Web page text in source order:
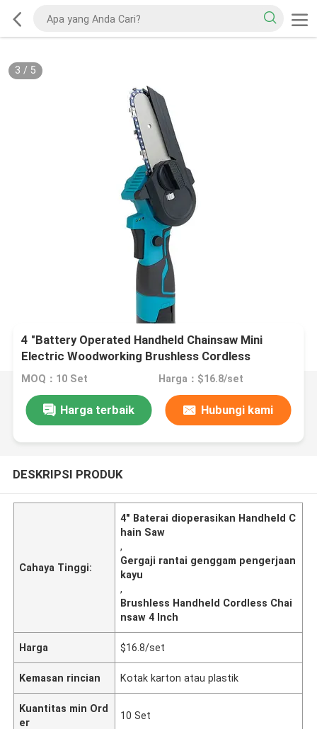
3 / 5
4 "Battery Operated Handheld Chainsaw Mini
Electric Woodworking Brushless Cordless
MOQ：10 Set Harga：$16.8/set
Harga terbaik Hubungi kami
DESKRIPSI PRODUK
Cahaya Tinggi:
4" Baterai dioperasikan Handheld C
hain Saw
,
Gergaji rantai genggam pengerjaan
kayu
,
Brushless Handheld Cordless Chai
nsaw 4 Inch
Harga $16.8/set
Kemasan rincian Kotak karton atau plastik
Kuantitas min Ord
er
10 Set